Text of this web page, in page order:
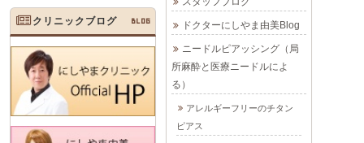
ドクターにしやま由美Blog
ニードルピアッシング（局
所麻酔と医療ニードルによ
る）
アレルギーフリーのチタン
ピアス
クリニックブログ BLOG